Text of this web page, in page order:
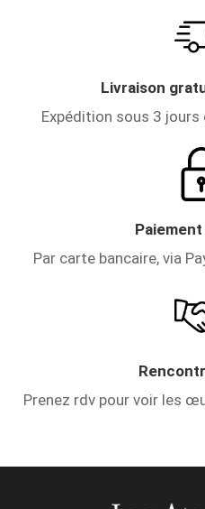
Livraison
Expédition sous 3
Par carte bancaire, via
Prenez rdv pour voir les